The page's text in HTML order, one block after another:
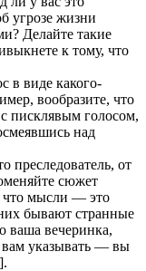
угрозе жизни
Делайте такие
к тому, что
в виде какого-
вообразите, что
писклявым голосом,
над
преследователь, от
сюжет
что мысли — это
бывают странные
ваша вечеринка,
вам указывать — вы